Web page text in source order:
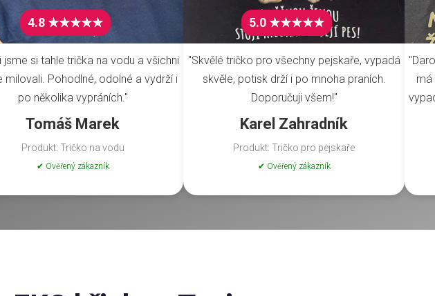
4.8 ★★★★★
jsme si tahle trička na vodu a všichni
milovali. Pohodlné, odolné a vydrží i
po několika vypráních."
Tomáš Marek
Produkt: Tričko na vodu
✔ Ověřený zákazník
5.0 ★★★★★
"Skvělé tričko pro všechny pejskaře, vypadá
skvěle, potisk drží i po mnoha praních.
Doporučuji všem!"
Karel Zahradník
Produkt: Tričko pro pejskaře
✔ Ověřený zákazník
má